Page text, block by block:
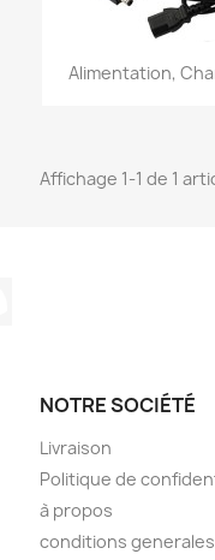
Aperçu
Alimentation,
Affichage 1-1 de 1
NOTRE SOCIÉTÉ
Livraison
Politique de
à propos
conditions